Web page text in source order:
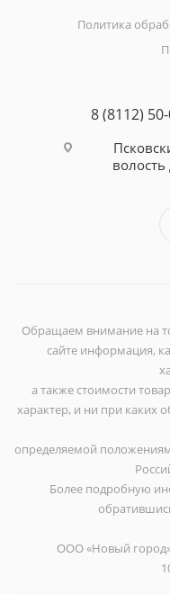
Политика
8 (8112)
волость
Обращаем внимание на
сайте информация,
а также стоимости
характер, и ни при каких
определяемой
Более подробную
ООО «Новый